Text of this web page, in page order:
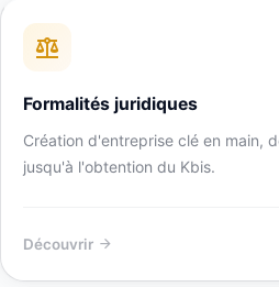
Formalités juridiques
Création d'entreprise clé en main,
jusqu'à l'obtention du Kbis.
Découvrir